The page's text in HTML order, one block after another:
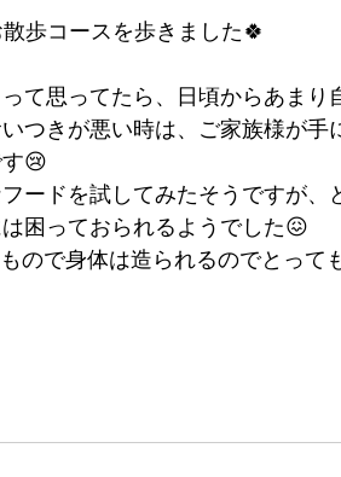
歩コースを歩きました🍀
て思ってたら、日頃からあまり
つきが悪い時は、ご家族様が手
😢
ードを試してみたそうですが、
困っておられるようでした😖
ので身体は造られるのでとって